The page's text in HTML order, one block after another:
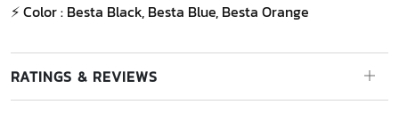
⚡ Color : Besta Black, Besta Blue, Besta Orange
RATINGS & REVIEWS